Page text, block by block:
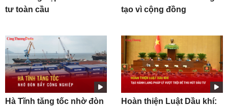
tư toàn cầu
tạo vì cộng đồng
Hà Tĩnh tăng tốc nhờ đòn
Hoàn thiện Luật Dầu khí: